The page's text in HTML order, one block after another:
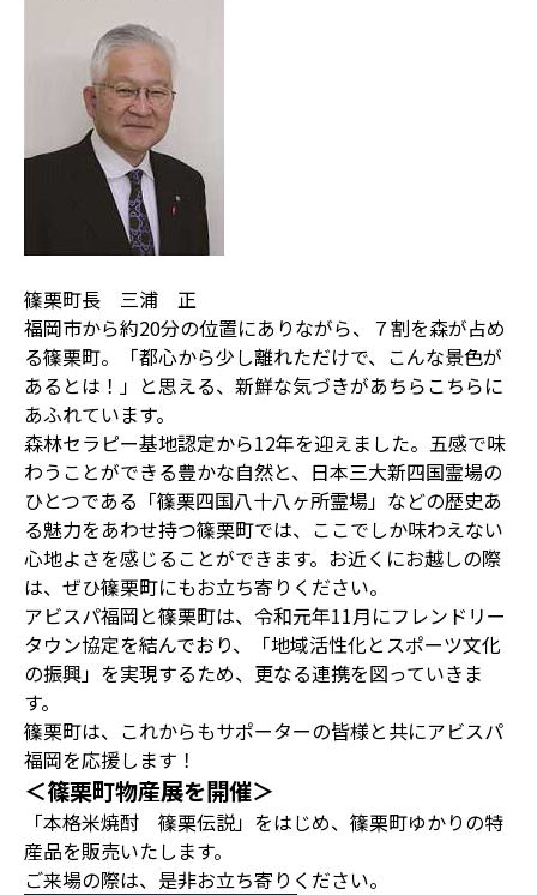
篠栗町長 三浦 正
福岡市から約20分の位置にありながら、７割を森が占め
る篠栗町。「都心から少し離れただけで、こんな景色が
あるとは！」と思える、新鮮な気づきがあちらこちらに
あふれています。
森林セラピー基地認定から12年を迎えました。五感で味
わうことができる豊かな自然と、日本三大新四国霊場の
ひとつである「篠栗四国八十八ヶ所霊場」などの歴史あ
る魅力をあわせ持つ篠栗町では、ここでしか味わえない
心地よさを感じることができます。お近くにお越しの際
は、ぜひ篠栗町にもお立ち寄りください。
アビスパ福岡と篠栗町は、令和元年11月にフレンドリー
タウン協定を結んでおり、「地域活性化とスポーツ文化
の振興」を実現するため、更なる連携を図っていきま
す。
篠栗町は、これからもサポーターの皆様と共にアビスパ
福岡を応援します！
＜篠栗町物産展を開催＞
「本格米焼酎 篠栗伝説」をはじめ、篠栗町ゆかりの特
産品を販売いたします。
ご来場の際は、是非お立ち寄りください。